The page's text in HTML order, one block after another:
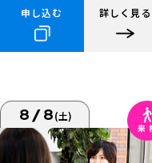
申し込む 詳しく見る
8/8(土)